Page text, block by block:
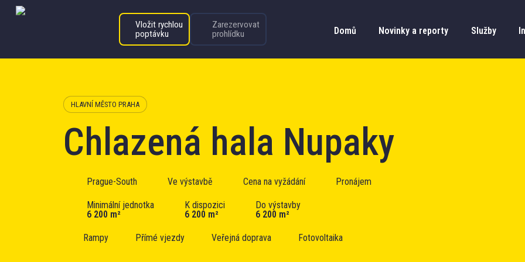
Vložit rychlou
poptávku
Zarezervovat
prohlídku
Domů Novinky a reporty Služby
HLAVNÍ MĚSTO PRAHA
Chlazená hala Nupaky
Prague-South Ve výstavbě Cena na vyžádání Pronájem
Minimální jednotka
6 200 m²
K dispozici
6 200 m²
Do výstavby
6 200 m²
Rampy Přímé vjezdy Veřejná doprava Fotovoltaika